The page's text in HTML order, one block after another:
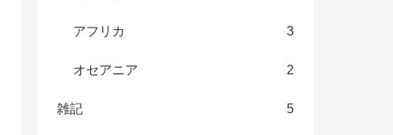
アフリカ 3
オセアニア 2
雑記 5